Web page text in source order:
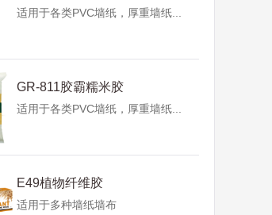
适用于各类PVC墙纸，厚重墙纸...
GR-811胶霸糯米胶
适用于各类PVC墙纸，厚重墙纸...
E49植物纤维胶
适用于多种墙纸墙布